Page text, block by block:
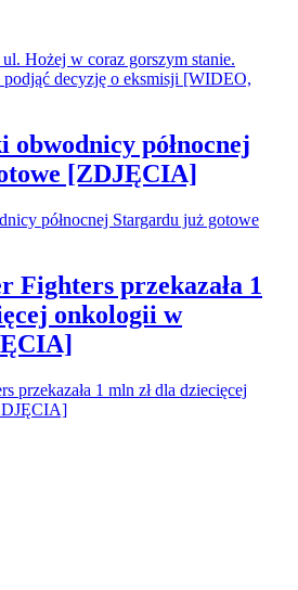
obwodnicy północnej
[ZDJĘCIA]
Fighters przekazała 1
onkologii w